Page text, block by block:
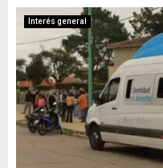
Interés general